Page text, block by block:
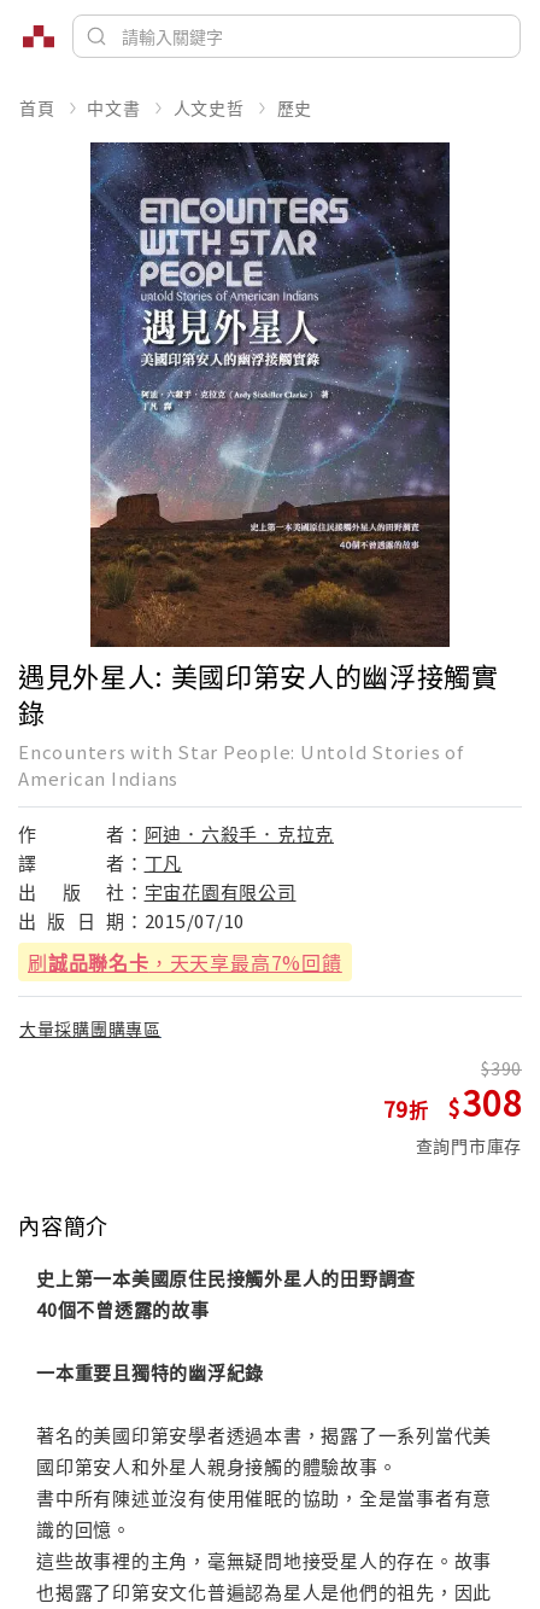
首頁 中文書 人文史哲 歷史
遇見外星人: 美國印第安人的幽浮接觸實
錄
Encounters with Star People: Untold Stories of
American Indians
作 者： 阿迪．六殺手．克拉克
譯
者： 丁凡
出
版 社： 宇宙花園有限公司
出 版 日 期： 2015/07/10
刷誠品聯名卡 ，天天享最高7%回饋
大量採購團購專區
79
390
308
查詢門市庫存
內容簡介
史上第一本美國原住民接觸外星人的田野調查
40個不曾透露的故事
一本重要且獨特的幽浮紀錄
著名的美國印第安學者透過本書，揭露了一系列當代美
國印第安人和外星人親身接觸的體驗故事。
書中所有陳述並沒有使用催眠的協助，全是當事者有意
識的回憶。
這些故事裡的主角，毫無疑問地接受星人的存在。故事
也揭露了印第安文化普遍認為星人是他們的祖先，因此